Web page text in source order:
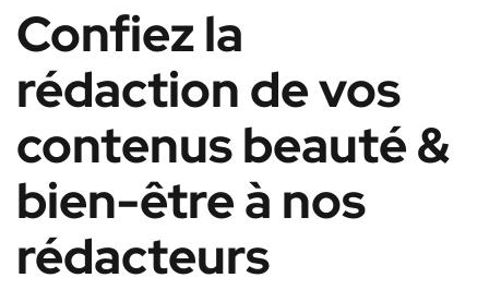
Confiez la
rédaction de vos
contenus beauté &
bien-être à nos
rédacteurs